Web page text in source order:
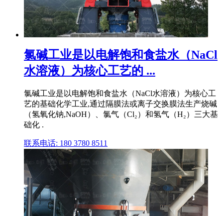
氯碱工业是以电解饱和食盐水（NaCl
水溶液）为核心工艺的 ...
氯碱工业是以电解饱和食盐水（NaCl水溶液）为核心工
艺的基础化学工业,通过隔膜法或离子交换膜法生产烧碱
（氢氧化钠,NaOH）、氯气（Cl₂）和氢气（H₂）三大基
础化 .
联系电话: 180 3780 8511